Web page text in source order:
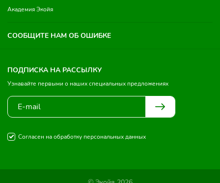
Академия Экойя
СООБЩИТЕ НАМ ОБ ОШИБКЕ
ПОДПИСКА НА РАССЫЛКУ
Узнавайте первыми о наших специальных предложениях
Согласен на обработку персональных данных